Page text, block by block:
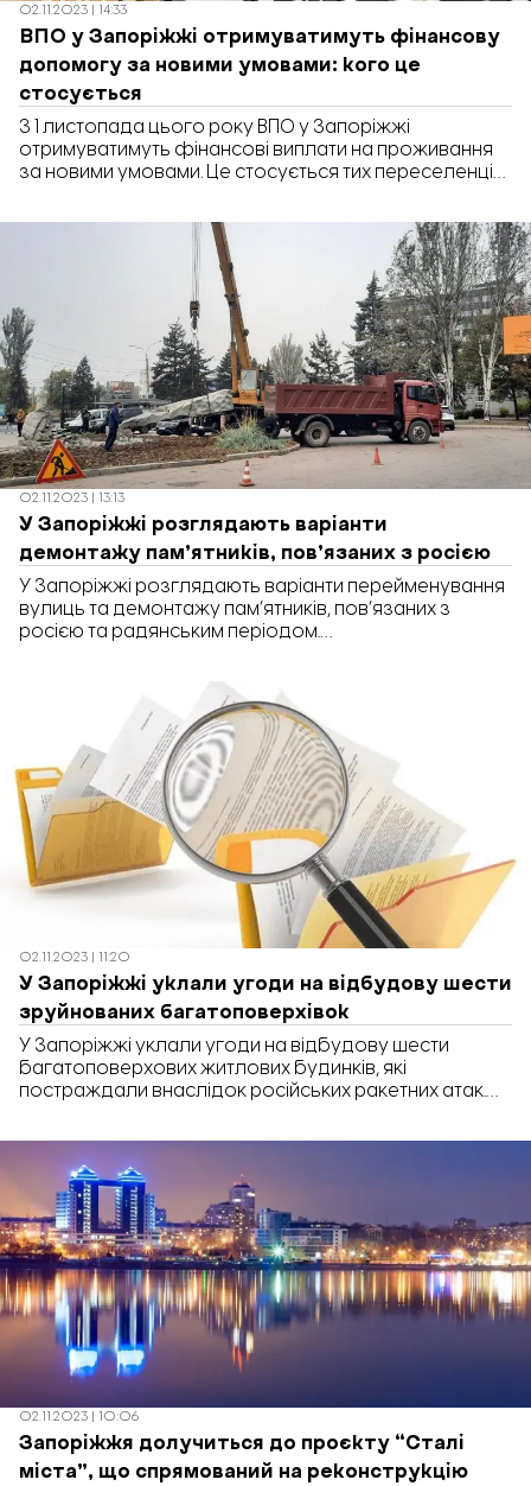
02.11.2023 | 14:33
ВПО у Запоріжжі отримуватимуть фінансову
допомогу за новими умовами: кого це
стосується
З 1 листопада цього року ВПО у Запоріжжі
отримуватимуть фінансові виплати на проживання
за новими умовами. Це стосується тих переселенців,
допомоги. Про це інформує Міністерство з питань
реінтеграції тимчасово окупованих територій
України. Тепер для оформлення виплат ВПО має
звертатись одна особа від всієї сімʼї, а не кожен
член родини […]
02.11.2023 | 13:13
У Запоріжжі розглядають варіанти
демонтажу пам’ятників, пов’язаних з росією
У Запоріжжі розглядають варіанти перейменування
вулиць та демонтажу пам’ятників, пов’язаних з
росією та радянським періодом.
російської імперської політики. Так, до цього списку
входить один із найбільш відомих пам’ятників у місті –
пам’ятник Михайлу Глінці, що встановлений біля
Запорізької обласної філармонії. Підставою для
демонтажу називають […]
02.11.2023 | 11:20
У Запоріжжі уклали угоди на відбудову шести
зруйнованих багатоповерхівок
У Запоріжжі уклали угоди на відбудову шести
багатоповерхових житлових будинків, які
постраждали внаслідок російських ракетних атак.
та розвитку інфраструктури України. “Наразі
розпочинаємо відбудову житлових будинків по вул.
Незалежної України (Якова Новицького), 80; Миру, 14;
Незалежної України, 67; Камʼяногірська, 6,
Запорізька 2-А і 2-Б”, – йдеться у повідомленні.
Зауважимо, що […]
02.11.2023 | 10:06
Запоріжжя долучиться до проєкту “Сталі
міста”, що спрямований на реконструкцію